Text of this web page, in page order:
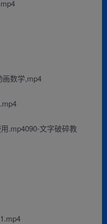
画数学,mp4
.mp4090-文字破碎教